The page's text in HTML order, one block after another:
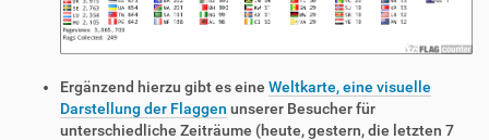
Ergänzend hierzu gibt es eine Weltkarte, eine visuelle
Darstellung der Flaggen unserer Besucher für
unterschiedliche Zeiträume (heute, gestern, die letzten 7